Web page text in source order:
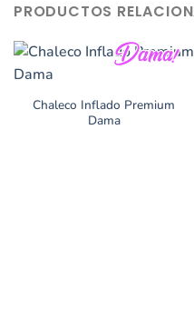
PRODUCTOS
Chaleco Inflado Premium
Dama